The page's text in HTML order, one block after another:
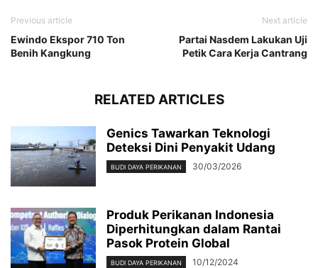
Previous article
Ewindo Ekspor 710 Ton
Benih Kangkung
Next article
Partai Nasdem Lakukan Uji
Petik Cara Kerja Cantrang
RELATED ARTICLES
Genics Tawarkan Teknologi
Deteksi Dini Penyakit Udang
BUDI DAYA PERIKANAN 30/03/2026
Produk Perikanan Indonesia
Diperhitungkan dalam Rantai
Pasok Protein Global
BUDI DAYA PERIKANAN 10/12/2024